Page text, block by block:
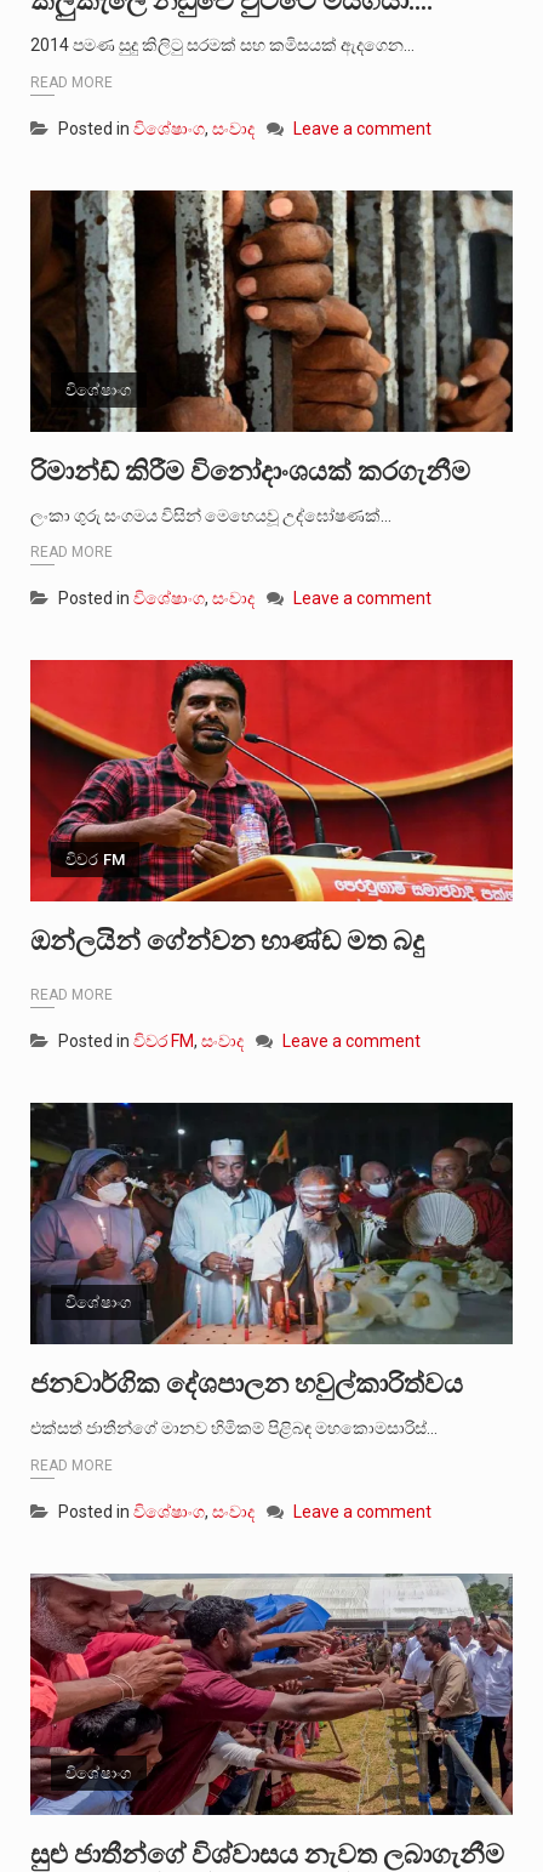
2014 පමණ සුදු කිලිටු සරමක් සහ කමිසයක් ඇදගෙන…
READ MORE
Posted in විශේෂාංග, සංවාද Leave a comment
විශේෂාංග
රිමාන්ඩ් කිරීම විනෝදාංශයක් කරගැනීම
ලංකා ගුරු සංගමය විසින් මෙහෙයවූ උද්ඝෝෂණක්…
READ MORE
Posted in විශේෂාංග, සංවාද Leave a comment
විවර FM
ඔන්ලයින් ගේන්වන භාණ්ඩ මත බදු
READ MORE
Posted in විවර FM, සංවාද Leave a comment
විශේෂාංග
ජනවාර්ගික දේශපාලන හවුල්කාරිත්වය
එක්සත් ජාතීන්ගේ මානව හිමිකම් පිළිබඳ මහකොමසාරිස්…
READ MORE
Posted in විශේෂාංග, සංවාද Leave a comment
විශේෂාංග
සුළු ජාතීන්ගේ විශ්වාසය නැවත ලබාගැනීම